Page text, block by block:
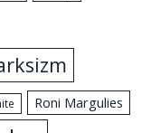
Roni Margulies